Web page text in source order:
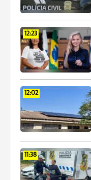
12:23
12:02
11:38